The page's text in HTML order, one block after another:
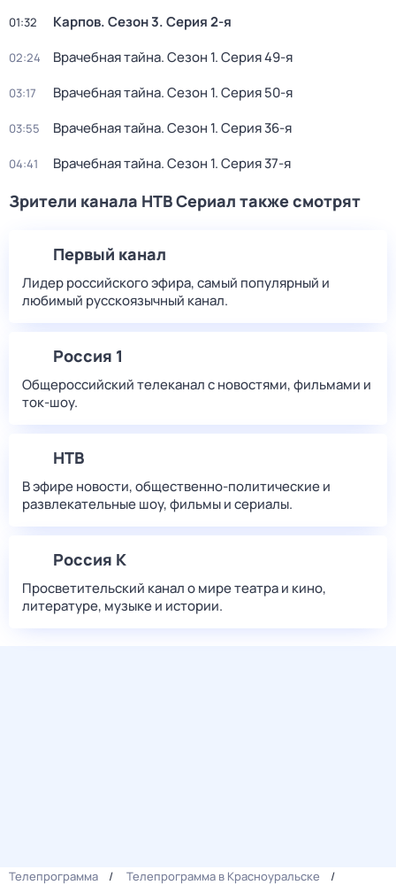
01:32 Карпов. Сезон 3. Серия 2-я
02:24 Врачебная тайна. Сезон 1. Серия 49-я
03:17 Врачебная тайна. Сезон 1. Серия 50-я
03:55 Врачебная тайна. Сезон 1. Серия 36-я
04:41 Врачебная тайна. Сезон 1. Серия 37-я
Зрители канала НТВ Сериал также смотрят
Первый канал
Лидер российского эфира, самый популярный и
любимый русскоязычный канал.
Россия 1
Общероссийский телеканал с новостями, фильмами и
ток-шоу.
НТВ
В эфире новости, общественно-политические и
развлекательные шоу, фильмы и сериалы.
Россия К
Просветительский канал о мире театра и кино,
литературе, музыке и истории.
Телепрограмма
Телепрограмма в Красноуральске